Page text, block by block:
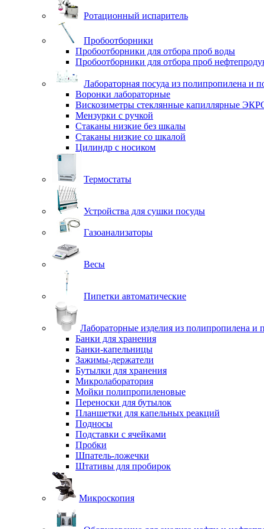
Ротационный испаритель
Пробоотборники
Пробоотборники для отбора проб воды
Пробоотборники для отбора проб
Лабораторная посуда из полипропилена и
Воронки лабораторные
Вискозиметры стеклянные капиллярные
Мензурки с ручкой
Стаканы низкие без шкалы
Стаканы низкие со шкалой
Цилиндр с носиком
Термостаты
Устройства для сушки посуды
Газоанализаторы
Весы
Пипетки автоматические
Лабораторные изделия из полипропилена и
Банки для хранения
Банки-капельницы
Зажимы-держатели
Бутылки для хранения
Микролаборатория
Мойки полипропиленовые
Переноски для бутылок
Планшетки для капельных реакций
Подносы
Подставки с ячейками
Пробки
Шпатель-ложечки
Штативы для пробирок
Микроскопия